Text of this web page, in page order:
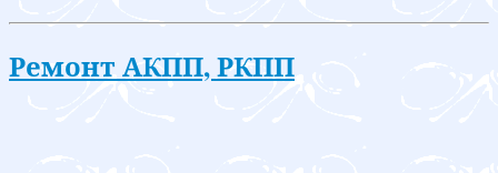
Ремонт АКПП, РКПП